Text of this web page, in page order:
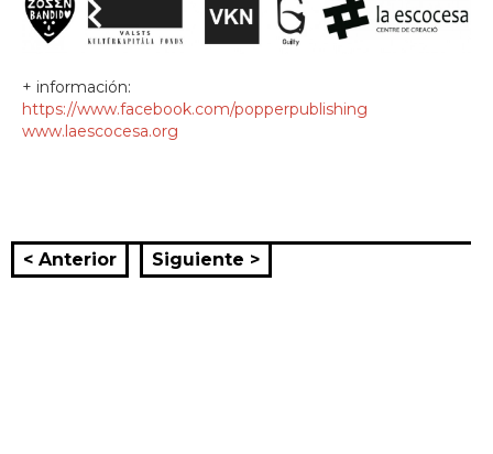
+ información:
https://www.facebook.com/popperpublishing
www.laescocesa.org
< Anterior Siguiente >